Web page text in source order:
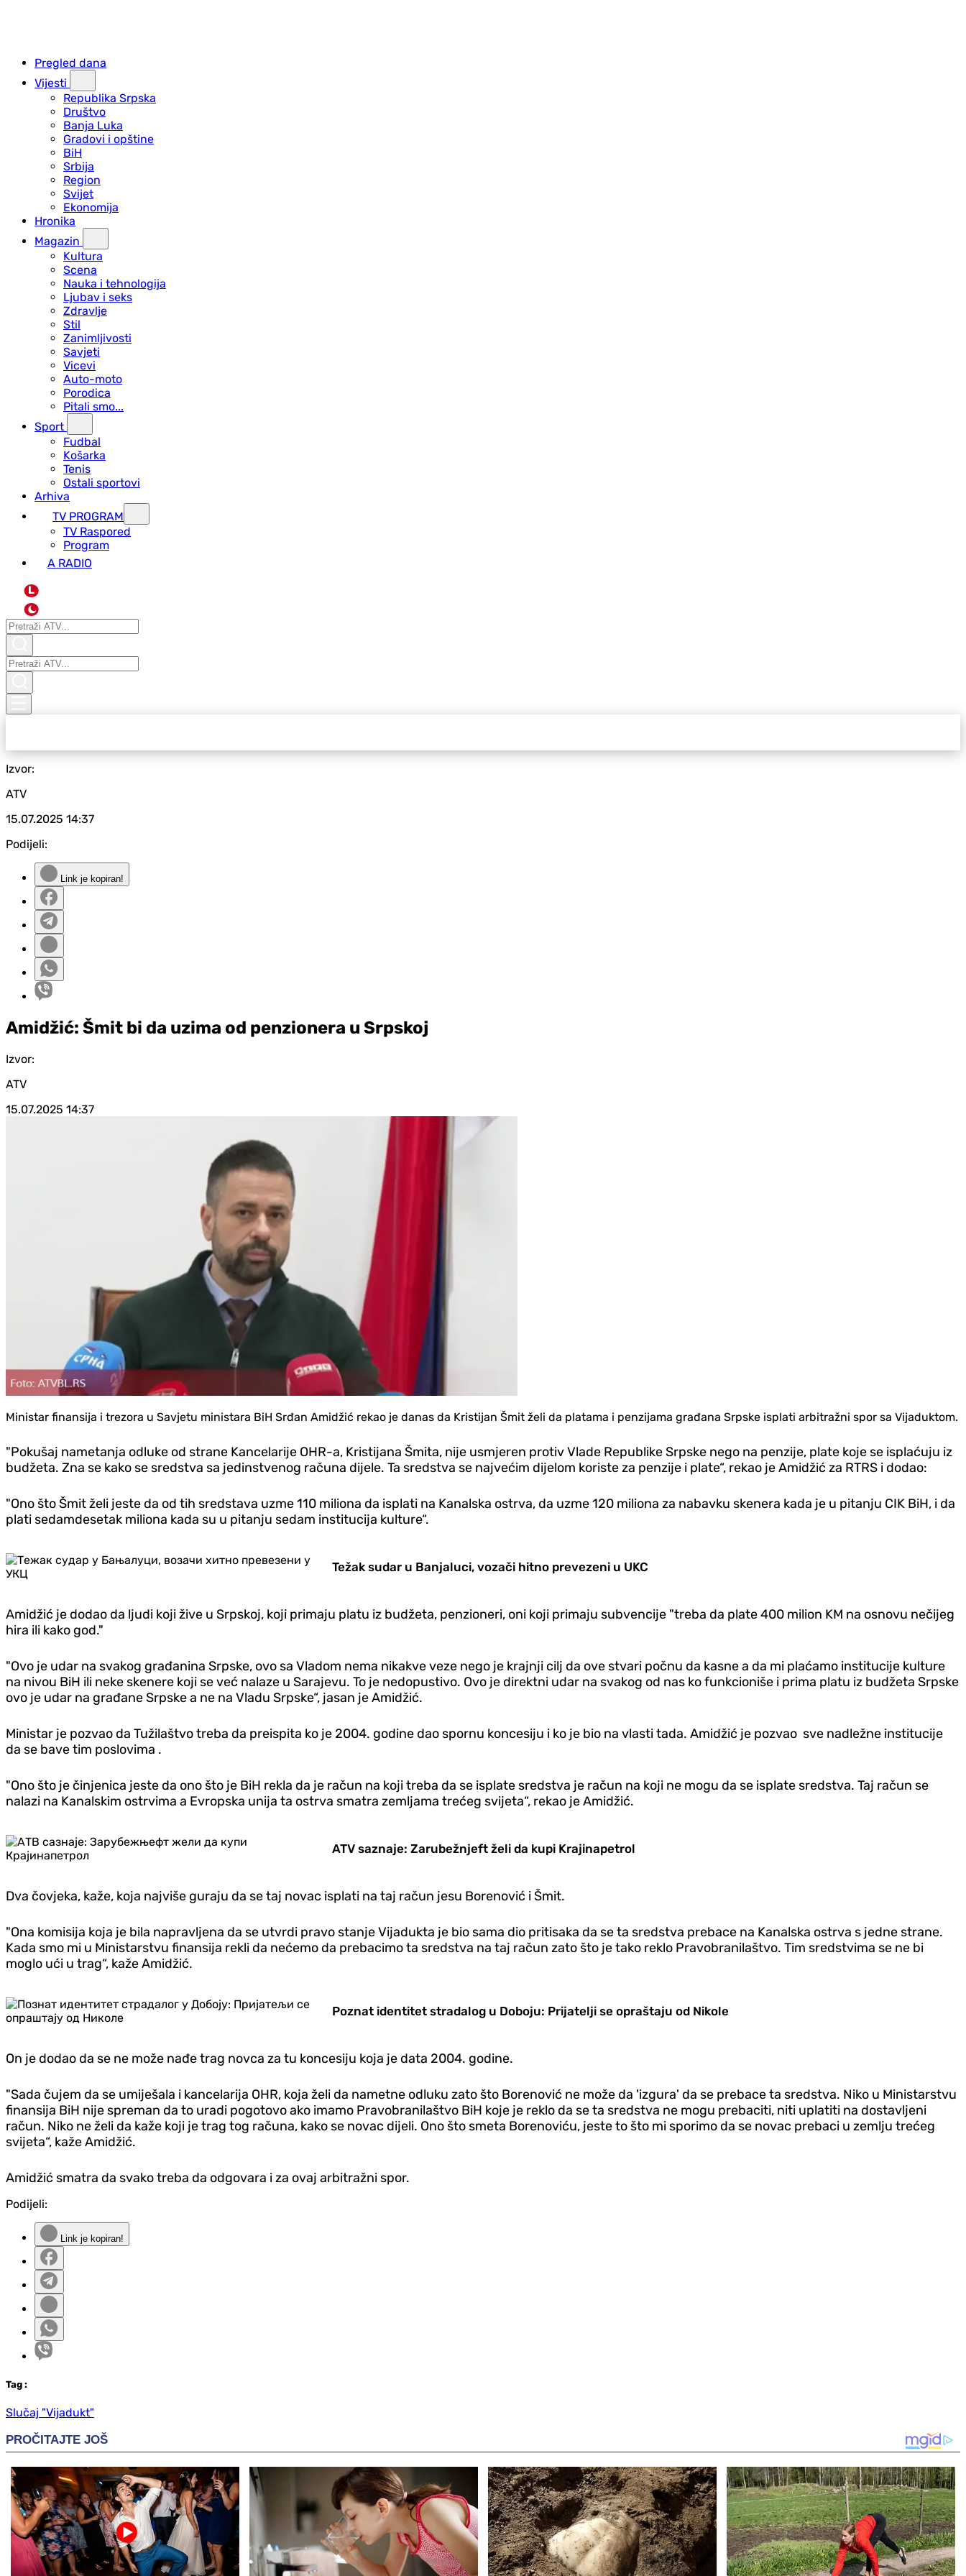
Pregled dana
Vijesti
Republika Srpska
Društvo
Banja Luka
Gradovi i opštine
BiH
Srbija
Region
Svijet
Ekonomija
Hronika
Magazin
Kultura
Scena
Nauka i tehnologija
Ljubav i seks
Zdravlje
Stil
Zanimljivosti
Savjeti
Vicevi
Auto-moto
Porodica
Pitali smo...
Sport
Fudbal
Košarka
Tenis
Ostali sportovi
Arhiva
TV PROGRAM
ТV Raspored
Program
A RADIO
L
Izvor:
ATV
15.07.2025 14:37
Podijeli:
Link je kopiran!
Amidžić: Šmit bi da uzima od penzionera u Srpskoj
Izvor:
ATV
15.07.2025 14:37
Ministar finansija i trezora u Savjetu ministara BiH Srđan Amidžić rekao je danas da Kristijan Šmit želi da platama i penzijama građana Srpske isplati arbitražni spor sa Vijaduktom.
"Pokušaj nametanja odluke od strane Kancelarije OHR-a, Kristijana Šmita, nije usmjeren protiv Vlade Republike Srpske nego na penzije, plate koje se isplaćuju iz
budžeta. Zna se kako se sredstva sa jedinstvenog računa dijele. Ta sredstva se najvećim dijelom koriste za penzije i plate“, rekao je Amidžić za RTRS i dodao:
"Ono što Šmit želi jeste da od tih sredstava uzme 110 miliona da isplati na Kanalska ostrva, da uzme 120 miliona za nabavku skenera kada je u pitanju CIK BiH, i da
plati sedamdesetak miliona kada su u pitanju sedam institucija kulture“.
Težak sudar u Banjaluci, vozači hitno prevezeni u UKC
Amidžić je dodao da ljudi koji žive u Srpskoj, koji primaju platu iz budžeta, penzioneri, oni koji primaju subvencije "treba da plate 400 milion KM na osnovu nečijeg
hira ili kako god."
"Ovo je udar na svakog građanina Srpske, ovo sa Vladom nema nikakve veze nego je krajnji cilj da ove stvari počnu da kasne a da mi plaćamo institucije kulture
na nivou BiH ili neke skenere koji se već nalaze u Sarajevu. To je nedopustivo. Ovo je direktni udar na svakog od nas ko funkcioniše i prima platu iz budžeta Srpske
ovo je udar na građane Srpske a ne na Vladu Srpske“, jasan je Amidžić.
Ministar je pozvao da Tužilaštvo treba da preispita ko je 2004. godine dao spornu koncesiju i ko je bio na vlasti tada. Amidžić je pozvao sve nadležne institucije
da se bave tim poslovima .
"Ono što je činjenica jeste da ono što je BiH rekla da je račun na koji treba da se isplate sredstva je račun na koji ne mogu da se isplate sredstva. Taj račun se
nalazi na Kanalskim ostrvima a Evropska unija ta ostrva smatra zemljama trećeg svijeta“, rekao je Amidžić.
ATV saznaje: Zarubežnjeft želi da kupi Krajinapetrol
Dva čovjeka, kaže, koja najviše guraju da se taj novac isplati na taj račun jesu Borenović i Šmit.
"Ona komisija koja je bila napravljena da se utvrdi pravo stanje Vijadukta je bio sama dio pritisaka da se ta sredstva prebace na Kanalska ostrva s jedne strane.
Kada smo mi u Ministarstvu finansija rekli da nećemo da prebacimo ta sredstva na taj račun zato što je tako reklo Pravobranilaštvo. Tim sredstvima se ne bi
moglo ući u trag“, kaže Amidžić.
Poznat identitet stradalog u Doboju: Prijatelji se opraštaju od Nikole
On je dodao da se ne može nađe trag novca za tu koncesiju koja je data 2004. godine.
"Sada čujem da se umiješala i kancelarija OHR, koja želi da nametne odluku zato što Borenović ne može da 'izgura' da se prebace ta sredstva. Niko u Ministarstvu
finansija BiH nije spreman da to uradi pogotovo ako imamo Pravobranilaštvo BiH koje je reklo da se ta sredstva ne mogu prebaciti, niti uplatiti na dostavljeni
račun. Niko ne želi da kaže koji je trag tog računa, kako se novac dijeli. Ono što smeta Borenoviću, jeste to što mi sporimo da se novac prebaci u zemlju trećeg
svijeta“, kaže Amidžić.
Amidžić smatra da svako treba da odgovara i za ovaj arbitražni spor.
Podijeli:
Link je kopiran!
Tag :
Slučaj "Vijadukt"